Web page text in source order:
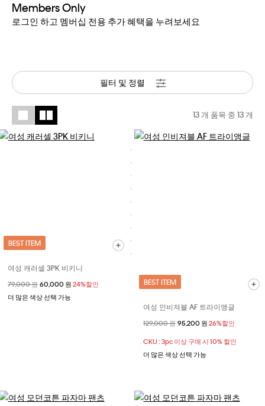
Members Only
로그인 하고 멤버십 전용 추가 혜택을 누려보세요
필터 및 정렬
13 개 품목 중 13개
BEST ITEM
여성 캐러셀 3PK 비키니
할인 전 가격
79,000 원할인된 가격
60,000 원 24%할인
더 많은 색상 선택 가능
BEST ITEM
여성 인비져블 AF 트라이앵글
할인 전 가격
129,000 원할인된 가격
95,200 원 26%할인
CKU : 3pc 이상 구매 시 10% 할인
더 많은 색상 선택 가능